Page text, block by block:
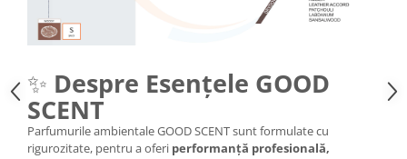
✨ Despre Esențele GOOD
SCENT
Parfumurile ambientale GOOD SCENT sunt formulate cu
rigurozitate, pentru a oferi performanță profesională,